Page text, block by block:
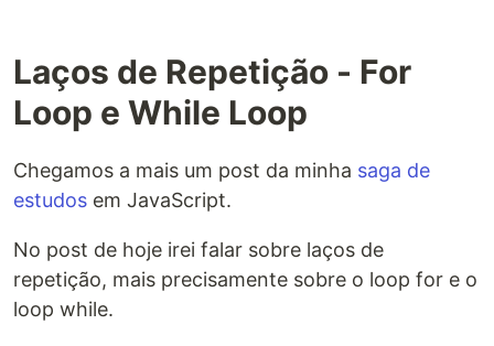
Laços de Repetição - For
Loop e While Loop
Chegamos a mais um post da minha saga de
estudos em JavaScript.
No post de hoje irei falar sobre laços de
repetição, mais precisamente sobre o loop for e o
loop while.